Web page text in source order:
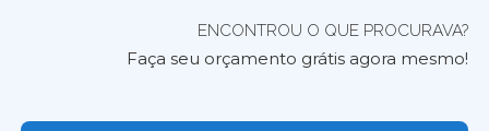
ENCONTROU O QUE PROCURAVA?
Faça seu orçamento grátis agora mesmo!